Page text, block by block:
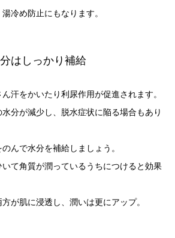
冷め防止にもなります。
はしっかり補給
汗をかいたり利尿作用が促進されます。
分が減少し、脱水症状に陥る場合もあり
んで水分を補給しましょう。
いて角質が潤っているうちにつけると効果
が肌に浸透し、潤いは更にアップ。